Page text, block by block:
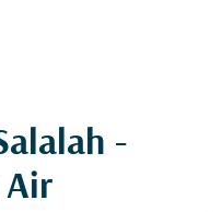
-
Air